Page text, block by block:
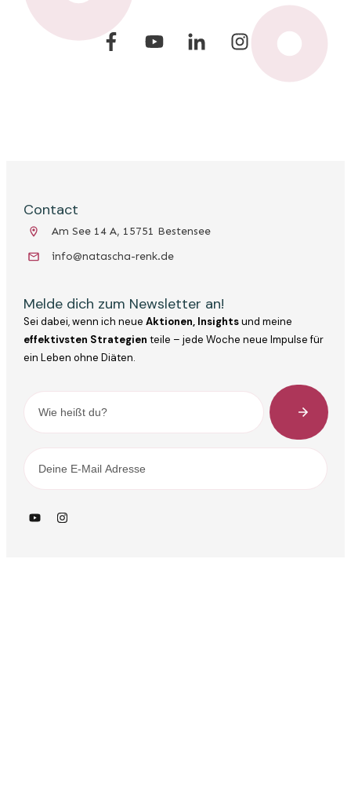
Contact
Am See 14 A, 15751 Bestensee
info@natascha-renk.de
Melde dich zum Newsletter an!
Sei dabei, wenn ich neue Aktionen, Insightsund meine
effektivsten Strategien teile – jede Woche neue Impulse für
ein Leben ohne Diäten.